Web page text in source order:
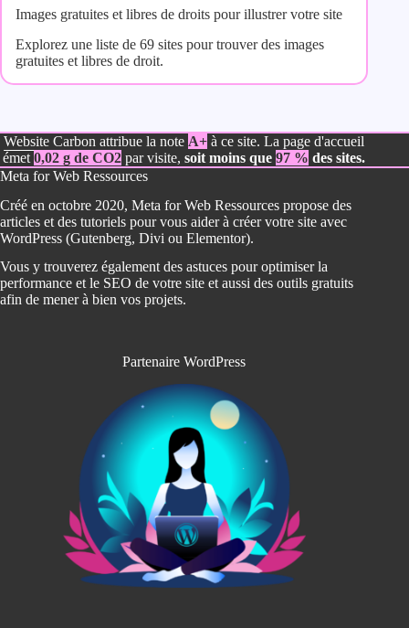
Images gratuites et libres de droits pour illustrer votre site
Explorez une liste de 69 sites pour trouver des images
gratuites et libres de droit.
Website Carbon attribue la note A+ à ce site. La page d'accueil
émet0,02 g de CO2 par visite,soit moins que97 % des sites.
Meta for Web Ressources
Créé en octobre 2020, Meta for Web Ressources propose des
articles et des tutoriels pour vous aider à créer votre site avec
WordPress (Gutenberg, Divi ou Elementor).
Vous y trouverez également des astuces pour optimiser la
performance et le SEO de votre site et aussi des outils gratuits
afin de mener à bien vos projets.
Partenaire WordPress